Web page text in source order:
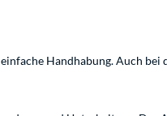
Handhabung. Auch